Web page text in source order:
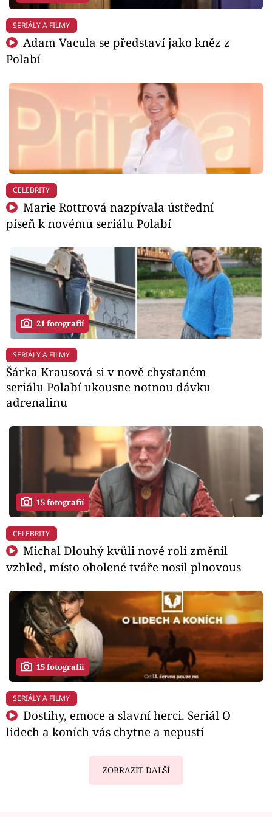
SERIÁLY A FILMY
Adam Vacula se představí jako kněz z
Polabí
CELEBRITY
Marie Rottrová nazpívala ústřední
píseň k novému seriálu Polabí
21 fotografií
SERIÁLY A FILMY
Šárka Krausová si v nově chystaném
seriálu Polabí ukousne notnou dávku
adrenalinu
15 fotografií
CELEBRITY
Michal Dlouhý kvůli nové roli změnil
vzhled, místo oholené tváře nosil plnovous
15 fotografií
SERIÁLY A FILMY
Dostihy, emoce a slavní herci. Seriál O
lidech a koních vás chytne a nepustí
ZOBRAZIT DALŠÍ